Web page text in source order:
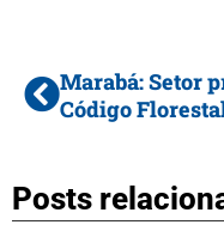
Marabá: Setor
Código
Posts